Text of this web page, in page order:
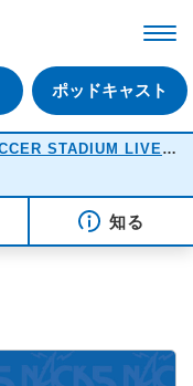
ポッドキャスト
NACK5 SPORTS SPECIAL SOCCER STADIUM LIVE 2026
知る